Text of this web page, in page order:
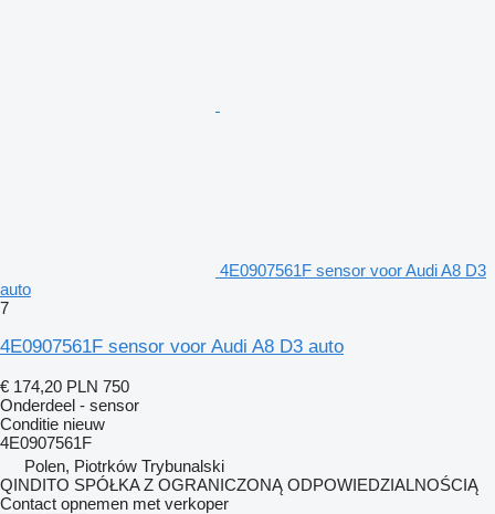
4E0907561F sensor voor Audi A8 D3
auto
7
4E0907561F sensor voor Audi A8 D3 auto
€ 174,20 PLN 750
Onderdeel - sensor
Conditie nieuw
4E0907561F
Polen, Piotrków Trybunalski
QINDITO SPÓŁKA Z OGRANICZONĄ ODPOWIEDZIALNOŚCIĄ
Contact opnemen met verkoper